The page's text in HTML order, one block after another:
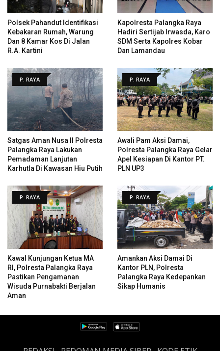
Polsek Pahandut Identifikasi
Kebakaran Rumah, Warung
Dan 8 Kamar Kos Di Jalan
R.A. Kartini
Kapolresta Palangka Raya
Hadiri Sertijab Irwasda, Karo
SDM Serta Kapolres Kobar
Dan Lamandau
P. RAYA
Satgas Aman Nusa II Polresta
Palangka Raya Lakukan
Pemadaman Lanjutan
Karhutla Di Kawasan Hiu Putih
P. RAYA
Awali Pam Aksi Damai,
Polresta Palangka Raya Gelar
Apel Kesiapan Di Kantor PT.
PLN UP3
P. RAYA
Kawal Kunjungan Ketua MA
RI, Polresta Palangka Raya
Pastikan Pengamanan
Wisuda Purnabakti Berjalan
Aman
P. RAYA
Amankan Aksi Damai Di
Kantor PLN, Polresta
Palangka Raya Kedepankan
Sikap Humanis